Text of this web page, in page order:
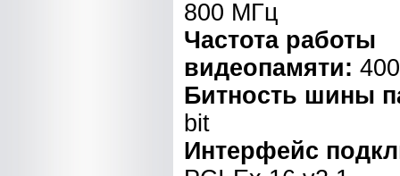
800 МГц
Частота работы
видеопамяти:
Битность шины
bit
Интерфейс